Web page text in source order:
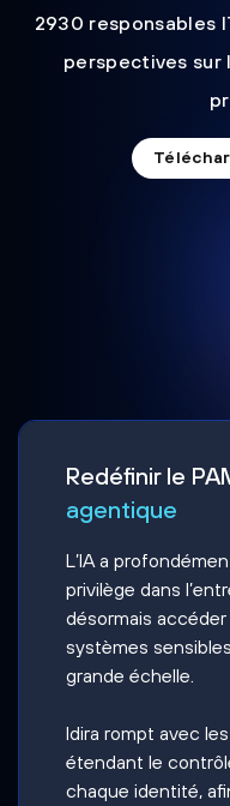
2930 responsables
perspectives sur
Redéfinir le
agentique
L’IA a
privilège dans
désormais
systèmes
grande échelle.
Idira rompt avec
étendant le
chaque identité,